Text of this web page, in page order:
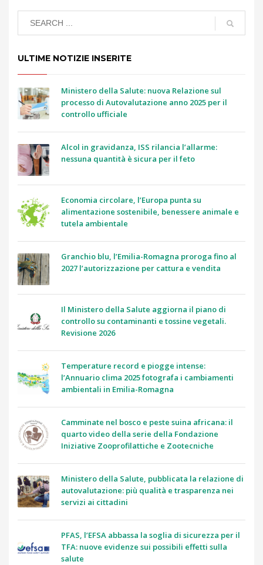
ULTIME NOTIZIE INSERITE
Ministero della Salute: nuova Relazione sul
processo di Autovalutazione anno 2025 per il
controllo ufficiale
Alcol in gravidanza, ISS rilancia l’allarme:
nessuna quantità è sicura per il feto
Economia circolare, l’Europa punta su
alimentazione sostenibile, benessere animale e
tutela ambientale
Granchio blu, l’Emilia-Romagna proroga fino al
2027 l’autorizzazione per cattura e vendita
Il Ministero della Salute aggiorna il piano di
controllo su contaminanti e tossine vegetali.
Revisione 2026
Temperature record e piogge intense:
l’Annuario clima 2025 fotografa i cambiamenti
ambientali in Emilia-Romagna
Camminate nel bosco e peste suina africana: il
quarto video della serie della Fondazione
Iniziative Zooprofilattiche e Zootecniche
Ministero della Salute, pubblicata la relazione di
autovalutazione: più qualità e trasparenza nei
servizi ai cittadini
PFAS, l’EFSA abbassa la soglia di sicurezza per il
TFA: nuove evidenze sui possibili effetti sulla
salute